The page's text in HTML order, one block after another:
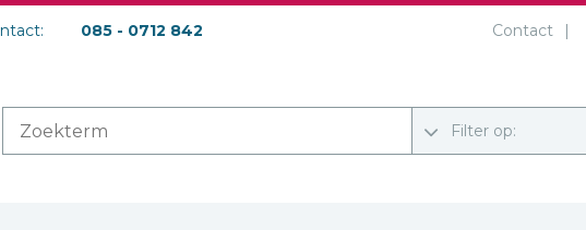
085 - 0712 842 Contact
Filter op: